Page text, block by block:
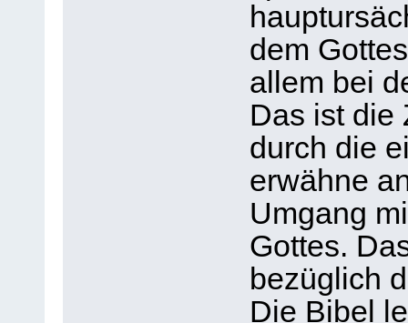
dem
allem bei
Das ist die
durch die
erwähne
Umgang
Gottes.
bezüglich
Die Bibel